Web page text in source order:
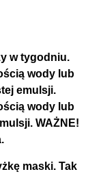
w tygodniu.
wody lub
emulsji.
wody lub
WAŻNE!
maski. Tak